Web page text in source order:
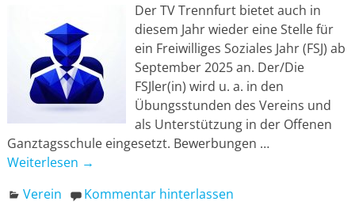
Der TV Trennfurt bietet auch in
diesem Jahr wieder eine Stelle für
ein Freiwilliges Soziales Jahr (FSJ) ab
September 2025 an. Der/Die
FSJler(in) wird u. a. in den
Übungsstunden des Vereins und
als Unterstützung in der Offenen
Ganztagsschule eingesetzt. Bewerbungen …
Weiterlesen →
Verein
Kommentar hinterlassen